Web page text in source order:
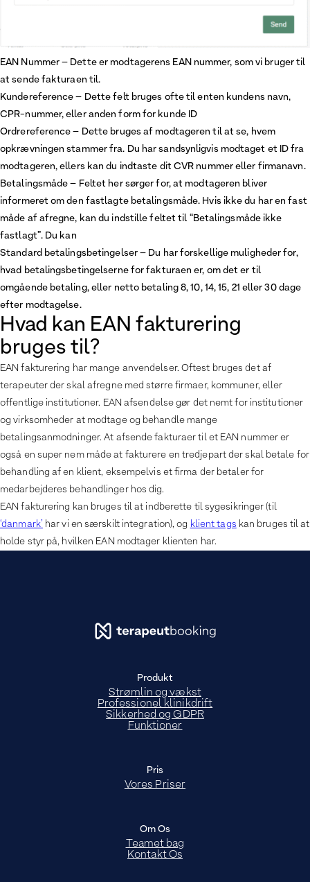
EAN Nummer – Dette er modtagerens EAN nummer, som vi bruger til
at sende fakturaen til.
Kundereference – Dette felt bruges ofte til enten kundens navn,
CPR-nummer, eller anden form for kunde ID
Ordrereference – Dette bruges af modtageren til at se, hvem
opkrævningen stammer fra. Du har sandsynligvis modtaget et ID fra
modtageren, ellers kan du indtaste dit CVR nummer eller firmanavn.
Betalingsmåde – Feltet her sørger for, at modtageren bliver
informeret om den fastlagte betalingsmåde. Hvis ikke du har en fast
måde af afregne, kan du indstille feltet til “Betalingsmåde ikke
fastlagt”. Du kan
Standard betalingsbetingelser – Du har forskellige muligheder for,
hvad betalingsbetingelserne for fakturaen er, om det er til
omgående betaling, eller netto betaling 8, 10, 14, 15, 21 eller 30 dage
efter modtagelse.
Hvad kan EAN fakturering
bruges til?
EAN fakturering har mange anvendelser. Oftest bruges det af
terapeuter der skal afregne med større firmaer, kommuner, eller
offentlige institutioner. EAN afsendelse gør det nemt for institutioner
og virksomheder at modtage og behandle mange
betalingsanmodninger. At afsende fakturaer til et EAN nummer er
også en super nem måde at fakturere en tredjepart der skal betale for
behandling af en klient, eksempelvis et firma der betaler for
medarbejderes behandlinger hos dig.
EAN fakturering kan bruges til at indberette til sygesikringer (til
‘danmark’har vi en særskilt integration), ogklient tagskan bruges til at
holde styr på, hvilken EAN modtager klienten har.
Produkt
Strømlin og vækst
Professionel klinikdrift
Sikkerhed og GDPR
Funktioner
Pris
Vores Priser
Om Os
Teamet bag
Kontakt Os